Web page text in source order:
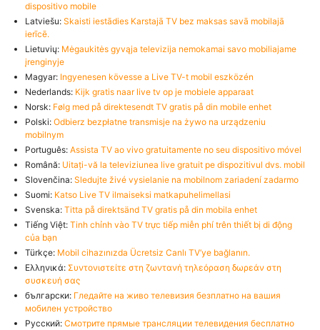
dispositivo mobile
Latviešu: Skaisti iestādies Karstajā TV bez maksas savā mobilajā
ierīcē.
Lietuvių: Mėgaukitės gyvąja televizija nemokamai savo mobiliajame
įrenginyje
Magyar: Ingyenesen kövesse a Live TV-t mobil eszközén
Nederlands: Kijk gratis naar live tv op je mobiele apparaat
Norsk: Følg med på direktesendt TV gratis på din mobile enhet
Polski: Odbierz bezpłatne transmisje na żywo na urządzeniu
mobilnym
Português: Assista TV ao vivo gratuitamente no seu dispositivo móvel
Română: Uitați-vă la televiziunea live gratuit pe dispozitivul dvs. mobil
Slovenčina: Sledujte živé vysielanie na mobilnom zariadení zadarmo
Suomi: Katso Live TV ilmaiseksi matkapuhelimellasi
Svenska: Titta på direktsänd TV gratis på din mobila enhet
Tiếng Việt: Tinh chỉnh vào TV trực tiếp miễn phí trên thiết bị di động
của bạn
Türkçe: Mobil cihazınızda Ücretsiz Canlı TV’ye bağlanın.
Ελληνικά: Συντονιστείτε στη ζωντανή τηλεόραση δωρεάν στη
συσκευή σας
български: Гледайте на живо телевизия безплатно на вашия
мобилен устройство
Русский: Смотрите прямые трансляции телевидения бесплатно